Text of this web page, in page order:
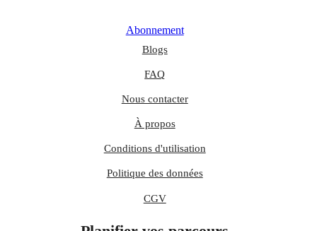
Abonnement
Blogs
FAQ
Nous contacter
À propos
Conditions d'utilisation
Politique des données
CGV